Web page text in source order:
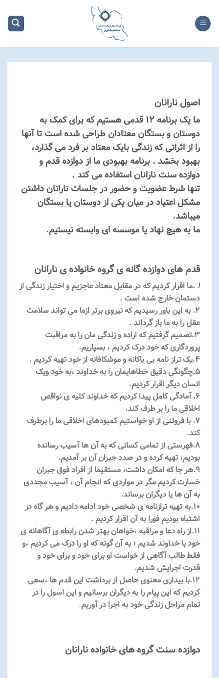
content
اصول نارانان
ما یک برنامه ۱۲ قدمی هستیم که برای کمک به
دوستان و بستگان معتادان طراحی شده است تا آنها
را از اثراتی که زندگی بایک معتاد بر فرد می گذارد،
بهبود بخشد . برنامه بهبودی ما از دوازده قدم و
دوازده سنت نارانان استفاده می کند .
تنها شرط عضویت و حضور در جلسات نارانان داشتن
مشکل اعتیاد در میان یکی از دوستان یا بستگان
میباشد.
ما به هیچ نهاد یا موسسه ای وابسته نیستیم.
قدم های دوازده گانه ی گروه خانواده ی نارانان
۱ .ما اقرار کردیم که در مقابل معتاد عاجزیم و اختیار زندگی از
دستمان خارج شده است .
۲. به این باور رسیدیم که نیروی برتر ازما می تواند سلامت
عقل را به ما باز گرداند .
۳.تصمیم گرفتیم که اراده و زندگی مان را به مراقبت
پروردگاری که خود درک کردیم ، بسپاریم.
۴.یک تراز نامه بی باکانه و موشکافانه از خود تهیه کردیم .
۵.چگونگی دقیق خطاهایمان را به خداوند ،به خود ویک
انسان دیگر اقرار کردیم.
۶. آمادگی کامل پیدا کردیم که خداوند کلیه ی نواقص
اخلاقی ما را بر طرف کند.
۷. با فروتنی از او خواستیم کمبودهای اخلاقی ما را برطرف
کند.
۸.فهرستی از تمامی کسانی که به آن ها آسیب رسانده
بودیم، تهیه کرده و در صدد جبران آن بر آمدیم.
۹.هر جا که امکان داشت، مستقیما از افراد فوق جبران
خسارت کردیم مگر در مواردی که انجام آن ، آسیب مجددی
به آن ها یا دیگران برساند.
۱۰.به تهیه ترازنامه ی شخصی خود ادامه دادیم و هر گاه در
اشتباه بودیم فورا به آن اقرار کردیم .
۱۱.از راه دعا و مراقبه ،خواهان بهتر شدن رابطه ی آگاهانه ی
خود با خداوند شدیم ؛ به آن گونه که او را درک می کردیم ،و
فقط طالب آگاهی از خواست او برای خود و برای خود و
قدرت اجرایش شدیم.
۱۲.با بیداری معنوی حاصل از برداشت این قدم ها ،سعی
کردیم که این پیام را به دیگران برسانیم و این اسول را در
تمام مراحل زندگی خود به اجرا در آوریم.
دوازده سنت گروه های خانواده نارانان